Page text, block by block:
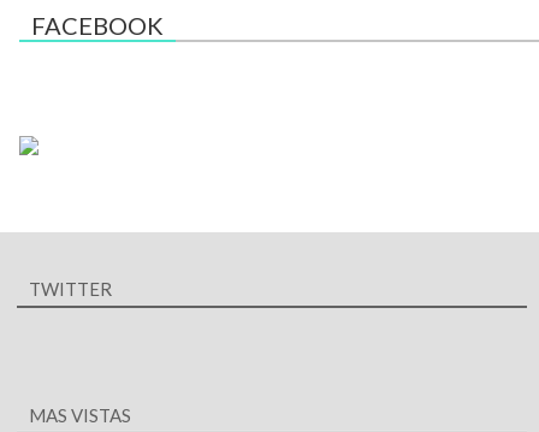
FACEBOOK
TWITTER
MAS VISTAS